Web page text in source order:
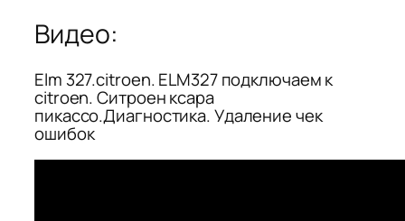
Видео:
Elm 327.citroen. ELM327 подключаем к
citroen. Ситроен ксара
пикассо.Диагностика. Удаление чек
ошибок